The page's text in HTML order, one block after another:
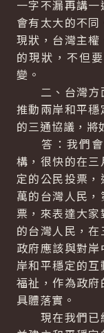
一字不漏再講
會有太大的不
現狀，台灣主
的現狀，不但
變。
二、台灣方
推動兩岸和平
的三通協議，將
答：我們會
構，很快的在
定的公民投票
萬的台灣人民
票，來表達大
的台灣人民，
政府應該與對
岸和平穩定的
福祉，作為政
具體落實。
現在我們已